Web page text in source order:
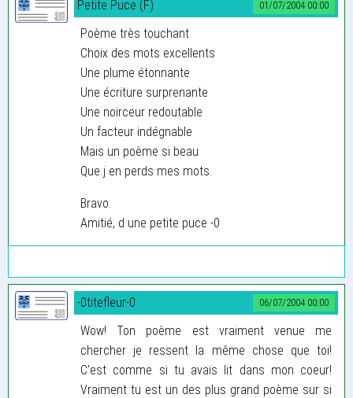
01/07/2004 00:00
Petite Puce (F)
Poème très touchant
Choix des mots excellents
Une plume étonnante
Une écriture surprenante
Une noirceur redoutable
Un facteur indégnable
Mais un poème si beau
Que j en perds mes mots.
Bravo.
Amitié, d une petite puce -0
06/07/2004 00:00
-0titefleur-0
Wow! Ton poème est vraiment venue me
chercher je ressent la même chose que toi!
C’est comme si tu avais lit dans mon coeur!
Vraiment tu est un des plus grand poème sur si